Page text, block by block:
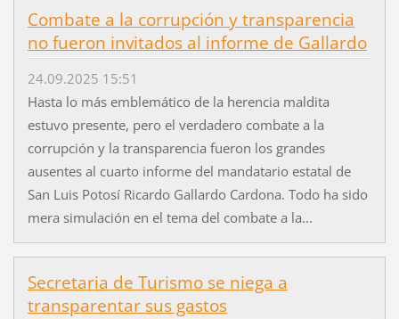
Combate a la corrupción y transparencia
no fueron invitados al informe de Gallardo
24.09.2025 15:51
Hasta lo más emblemático de la herencia maldita
estuvo presente, pero el verdadero combate a la
corrupción y la transparencia fueron los grandes
ausentes al cuarto informe del mandatario estatal de
San Luis Potosí Ricardo Gallardo Cardona. Todo ha sido
mera simulación en el tema del combate a la...
Secretaria de Turismo se niega a
transparentar sus gastos